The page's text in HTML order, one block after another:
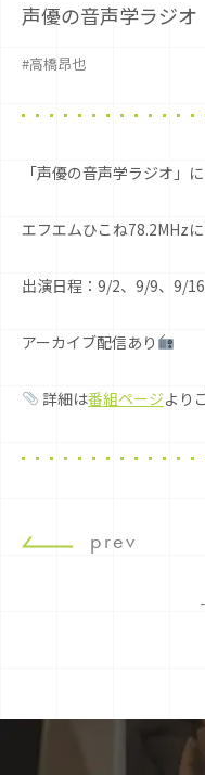
声優の音声学ラジオ
#高橋昂也
「声優の音声学ラジオ」
エフエムひこね78.2MHz
出演日程：9/2、9/9、9/
アーカイブ配信あり
詳細は番組ページより
prev